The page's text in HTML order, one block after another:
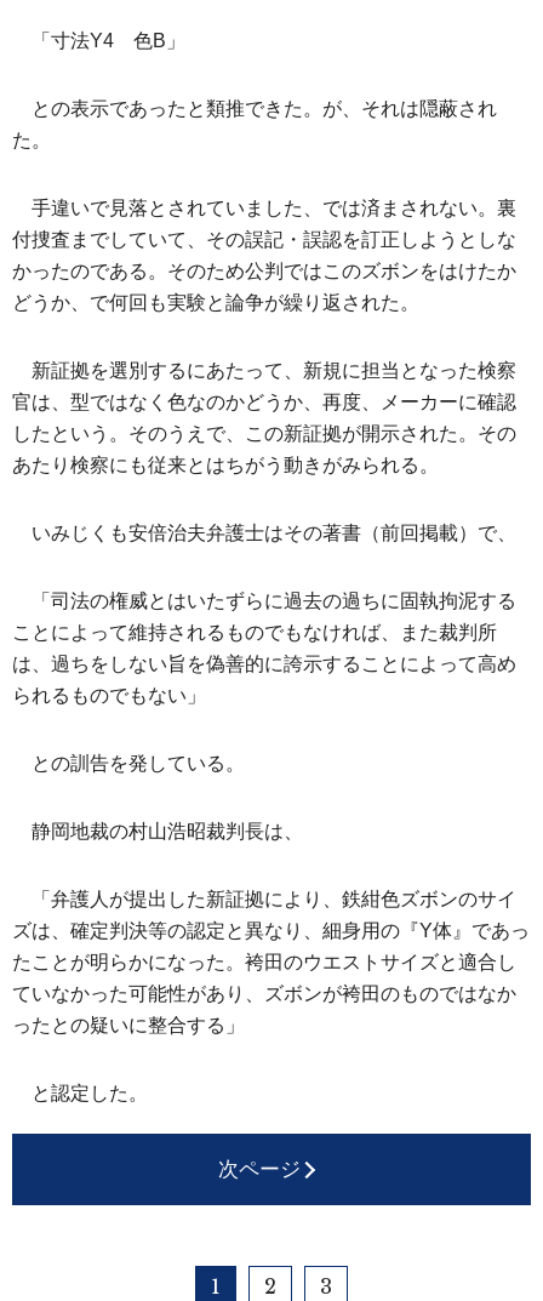
「寸法Y4 色B」
との表示であったと類推できた。が、それは隠蔽され
た。
手違いで見落とされていました、では済まされない。裏
付捜査までしていて、その誤記・誤認を訂正しようとしな
かったのである。そのため公判ではこのズボンをはけたか
どうか、で何回も実験と論争が繰り返された。
新証拠を選別するにあたって、新規に担当となった検察
官は、型ではなく色なのかどうか、再度、メーカーに確認
したという。そのうえで、この新証拠が開示された。その
あたり検察にも従来とはちがう動きがみられる。
いみじくも安倍治夫弁護士はその著書（前回掲載）で、
「司法の権威とはいたずらに過去の過ちに固執拘泥する
ことによって維持されるものでもなければ、また裁判所
は、過ちをしない旨を偽善的に誇示することによって高め
られるものでもない」
との訓告を発している。
静岡地裁の村山浩昭裁判長は、
「弁護人が提出した新証拠により、鉄紺色ズボンのサイ
ズは、確定判決等の認定と異なり、細身用の『Y体』であっ
たことが明らかになった。袴田のウエストサイズと適合し
ていなかった可能性があり、ズボンが袴田のものではなか
ったとの疑いに整合する」
と認定した。
次ページ
1 2 3